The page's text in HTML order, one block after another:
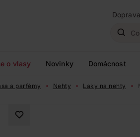
Doprava
o vlasy Novinky Domácnost
a parfémy Nehty Laky na nehty